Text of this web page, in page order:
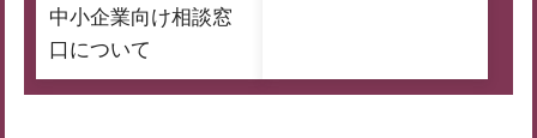
中小企業向け相談窓
口について